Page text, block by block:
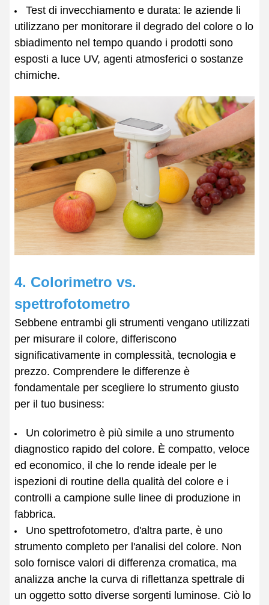
Test di invecchiamento e durata: le aziende li
utilizzano per monitorare il degrado del colore o lo
sbiadimento nel tempo quando i prodotti sono
esposti a luce UV, agenti atmosferici o sostanze
chimiche.
4. Colorimetro vs.
spettrofotometro
Sebbene entrambi gli strumenti vengano utilizzati
per misurare il colore, differiscono
significativamente in complessità, tecnologia e
prezzo. Comprendere le differenze è
fondamentale per scegliere lo strumento giusto
per il tuo business:
Un colorimetro è più simile a uno strumento
diagnostico rapido del colore. È compatto, veloce
ed economico, il che lo rende ideale per le
ispezioni di routine della qualità del colore e i
controlli a campione sulle linee di produzione in
fabbrica.
Uno spettrofotometro, d'altra parte, è uno
strumento completo per l'analisi del colore. Non
solo fornisce valori di differenza cromatica, ma
analizza anche la curva di riflettanza spettrale di
un oggetto sotto diverse sorgenti luminose. Ciò lo